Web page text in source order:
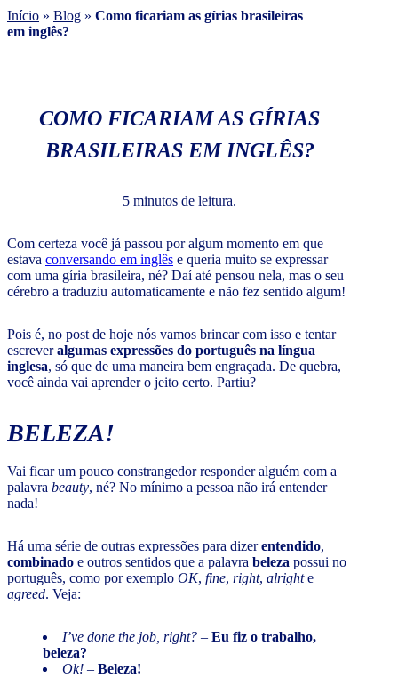
Início » Blog » Como ficariam as gírias brasileiras
em inglês?
COMO FICARIAM AS GÍRIAS
BRASILEIRAS EM INGLÊS?
5 minutos de leitura.
Com certeza você já passou por algum momento em que
estava conversando em inglês e queria muito se expressar
com uma gíria brasileira, né? Daí até pensou nela, mas o seu
cérebro a traduziu automaticamente e não fez sentido algum!
Pois é, no post de hoje nós vamos brincar com isso e tentar
escreveralgumas expressões do português na língua
inglesa, só que de uma maneira bem engraçada. De quebra,
você ainda vai aprender o jeito certo. Partiu?
BELEZA!
Vai ficar um pouco constrangedor responder alguém com a
palavra beauty, né? No mínimo a pessoa não irá entender
nada!
Há uma série de outras expressões para dizerentendido,
combinado e outros sentidos que a palavra beleza possui no
português, como por exemplo OK, fine, right, alrighte
agreed. Veja:
I’ve done the job, right? – Eu fiz o trabalho,
beleza?
Ok! – Beleza!